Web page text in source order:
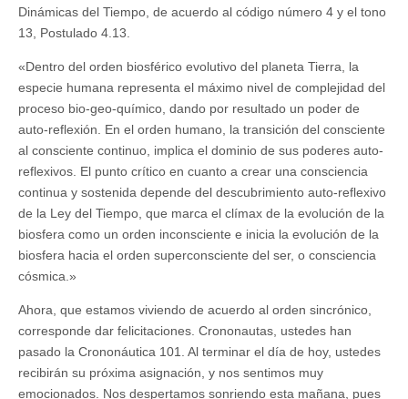
Dinámicas del Tiempo, de acuerdo al código número 4 y el tono
13, Postulado 4.13.
«Dentro del orden biosférico evolutivo del planeta Tierra, la
especie humana representa el máximo nivel de complejidad del
proceso bio-geo-químico, dando por resultado un poder de
auto-reflexión. En el orden humano, la transición del consciente
al consciente continuo, implica el dominio de sus poderes auto-
reflexivos. El punto crítico en cuanto a crear una consciencia
continua y sostenida depende del descubrimiento auto-reflexivo
de la Ley del Tiempo, que marca el clímax de la evolución de la
biosfera como un orden inconsciente e inicia la evolución de la
biosfera hacia el orden superconsciente del ser, o consciencia
cósmica.»
Ahora, que estamos viviendo de acuerdo al orden sincrónico,
corresponde dar felicitaciones. Crononautas, ustedes han
pasado la Crononáutica 101. Al terminar el día de hoy, ustedes
recibirán su próxima asignación, y nos sentimos muy
emocionados. Nos despertamos sonriendo esta mañana, pues